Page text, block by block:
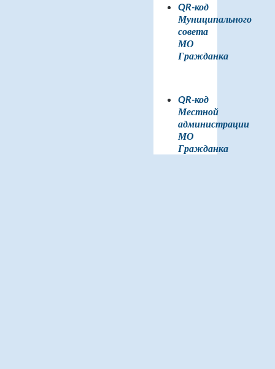
QR-код
Муниципального
совета
МО
Гражданка
QR-код
Местной
администрации
МО
Гражданка